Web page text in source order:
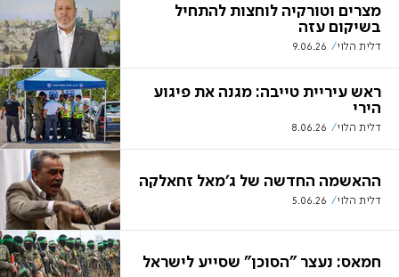
מצרים וטורקיה לוחצות להתחיל
בשיקום עזה
דלית הלוי 9.06.26
ראש עיריית טייבה: מגנה את פיגוע
הירי
דלית הלוי 8.06.26
ההאשמה החדשה של ג'מאל זחאלקה
דלית הלוי 5.06.26
חמאס: נעצר "הסוכן" שסייע לישראל